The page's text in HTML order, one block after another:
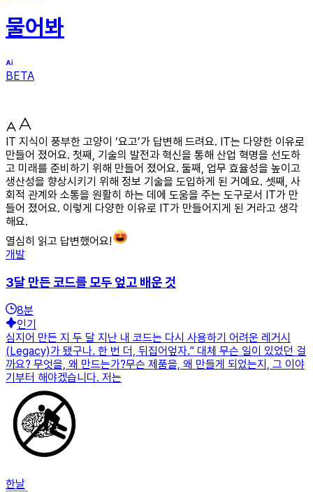
물어봐
BETA
IT 지식이 풍부한 고양이 ‘요고’가 답변해 드려요. IT는 다양한 이유로
만들어 졌어요. 첫째, 기술의 발전과 혁신을 통해 산업 혁명을 선도하
고 미래를 준비하기 위해 만들어 졌어요. 둘째, 업무 효율성을 높이고
생산성을 향상시키기 위해 정보 기술을 도입하게 된 거예요. 셋째, 사
회적 관계와 소통을 원활히 하는 데에 도움을 주는 도구로서 IT가 만
들어 졌어요. 이렇게 다양한 이유로 IT가 만들어지게 된 거라고 생각
해요.
열심히 읽고 답변했어요!
개발
3달 만든 코드를 모두 엎고 배운 것
8분
인기
심지어 만든 지 두 달 지난 내 코드는 다시 사용하기 어려운 레거시
(Legacy)가 됐구나. 한 번 더, 뒤집어엎자.” 대체 무슨 일이 있었던 걸
까요? 무엇을, 왜 만드는가?무슨 제품을, 왜 만들게 되었는지, 그 이야
기부터 해야겠습니다. 저는
한날